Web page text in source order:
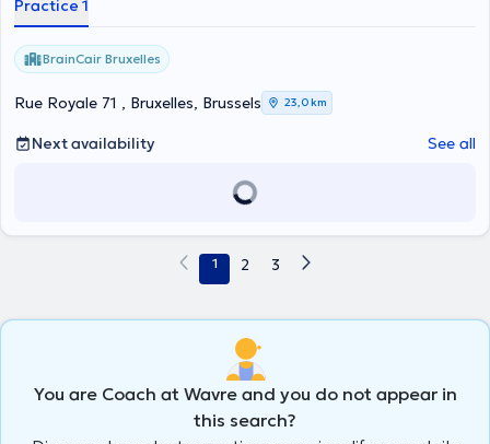
Practice 1
BrainCair Bruxelles
Rue Royale 71 , Bruxelles, Brussels 23,0 km
Next availability See all
1 2 3
You are Coach at Wavre and you do not appear in
this search?